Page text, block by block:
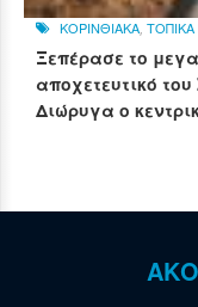
ΚΟΡΙΝΘΙΑΚΑ,
Ξεπέρασε το
αποχετευτικό
Διώρυγα ο